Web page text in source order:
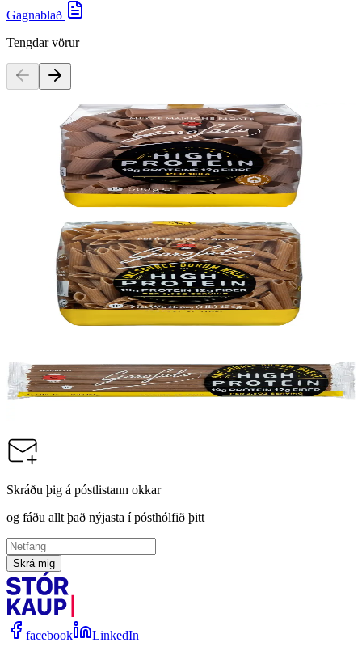
Gagnablað
Tengdar vörur
High Protein Pasta Mezze Maniche, 10x
Vörunúmer:
High Protein Pasta Penne Rigate, 10x
Vörunúmer:
High Protein Pasta Spaghetti, 24x 500g
Skráðu þig á póstlistann okkar
og fáðu allt það nýjasta í pósthólfið þitt
Skrá mig
facebook LinkedIn